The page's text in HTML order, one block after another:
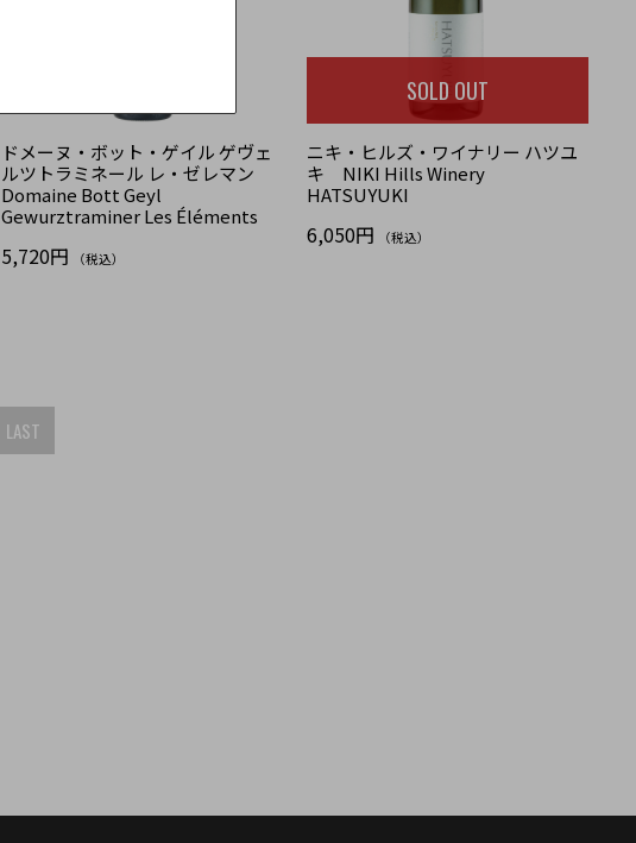
ドメーヌ・ボット・ゲイル ゲヴェ
ルツトラミネール レ・ゼレマン
Domaine Bott Geyl
Gewurztraminer Les Éléments
5,720円 （税込）
SOLD OUT
ニキ・ヒルズ・ワイナリー ハツユ
キ NIKI Hills Winery
HATSUYUKI
6,050円 （税込）
LAST